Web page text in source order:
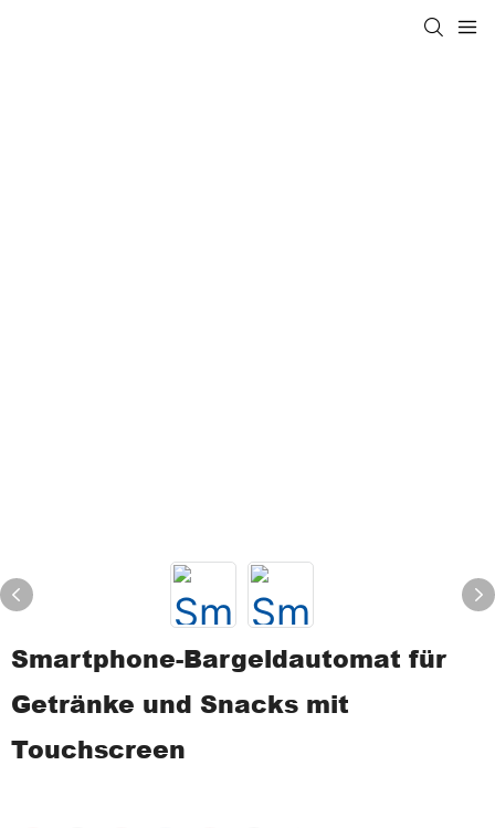
Smartphone-Bargeldautomat für
Getränke und Snacks mit
Touchscreen